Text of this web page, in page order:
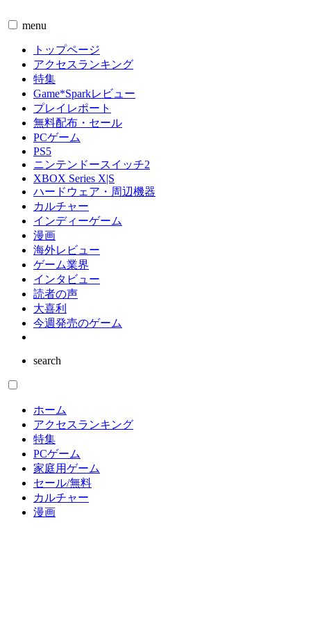
menu
トップページ
アクセスランキング
特集
Game*Sparkレビュー
プレイレポート
無料配布・セール
PCゲーム
PS5
ニンテンドースイッチ2
XBOX Series X|S
ハードウェア・周辺機器
カルチャー
インディーゲーム
漫画
海外レビュー
ゲーム業界
読者の声
search
ホーム
アクセスランキング
特集
PCゲーム